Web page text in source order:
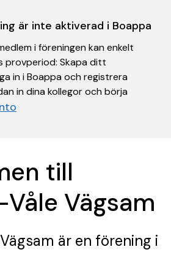
är inte aktiverad i Boappa
i föreningen kan enkelt
provperiod: Skapa ditt
in i Boappa och registrera
in dina kollegor och börja
till
Vägsam
är en förening i